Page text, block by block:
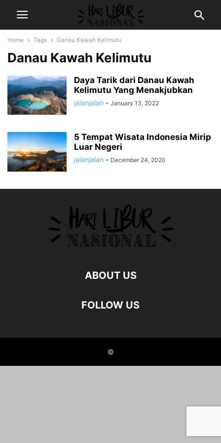
Home Tags Danau Kawah Kelimutu
Danau Kawah Kelimutu
Daya Tarik dari Danau Kawah
Kelimutu Yang Menakjubkan
jalanjalan - January 13, 2022
5 Tempat Wisata Indonesia Mirip
Luar Negeri
jalanjalan - December 24, 2020
ABOUT US
FOLLOW US
©